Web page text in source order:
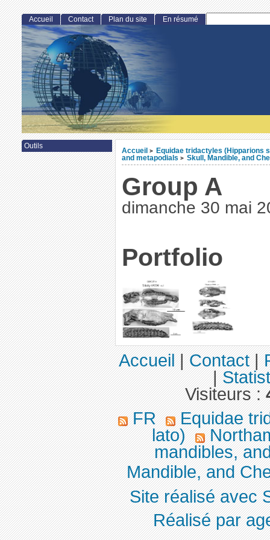
Accueil >
Equidae tridactyles (Hipparions
and metapodials > Skull, Mandible, and
Group A
dimanche 30 mai
Portfolio
Accueil Contact Plan du site En résumé
Outils
Accueil|Contact|
|
Visiteurs :
FR
Equidae
lato)
mandibles,
Mandible, and
Site réalisé avec
Réalisé par